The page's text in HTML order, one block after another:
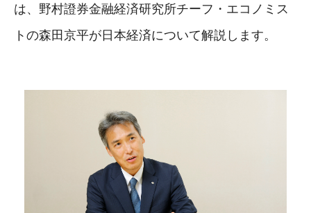
は、野村證券金融経済研究所チーフ・エコノミス
トの森田京平が日本経済について解説します。